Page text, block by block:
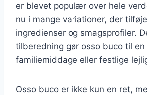
er blevet populær over hele
nu i mange variationer, der
ingredienser og smagsprofiler.
tilberedning gør osso buco til
familiemiddage eller festlige
Osso buco er ikke kun en ret,